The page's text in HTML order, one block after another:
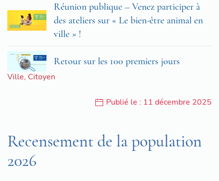
Réunion publique – Venez participer à
des ateliers sur « Le bien-être animal en
ville » !
Retour sur les 100 premiers jours
Ville, Citoyen
Publié le : 11 décembre 2025
Recensement de la population
2026